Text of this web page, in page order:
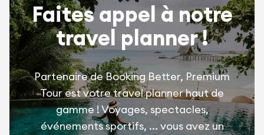
Faites appel à notre
travel planner !
Partenaire de Booking Better, Premium
Tour est votre travel planner haut de
gamme ! Voyages, spectacles,
événements sportifs, ... vous avez un